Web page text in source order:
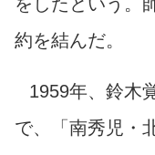
約を結んだ。
1959年、鈴木
で、「南秀児・